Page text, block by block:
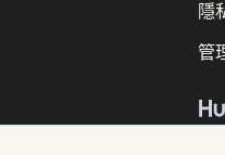
版權所有 ©
隱
管